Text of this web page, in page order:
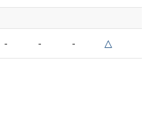
- - - △